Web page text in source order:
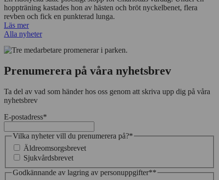
hoppträning kastades hon av hästen och bröt nyckelbenet, flera
revben och fick en punkterad lunga.
Läs mer
Alla nyheter
Prenumerera på våra nyhetsbrev
Ta del av vad som händer hos oss genom att skriva upp dig på våra
nyhetsbrev
E-postadress*
Vilka nyheter vill du prenumerera på?*
Äldreomsorgsbrevet
Sjukvårdsbrevet
Godkännande av lagring av personuppgifter**